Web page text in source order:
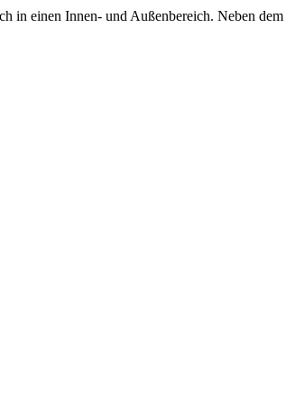
in einen Innen- und Außenbereich. Neben